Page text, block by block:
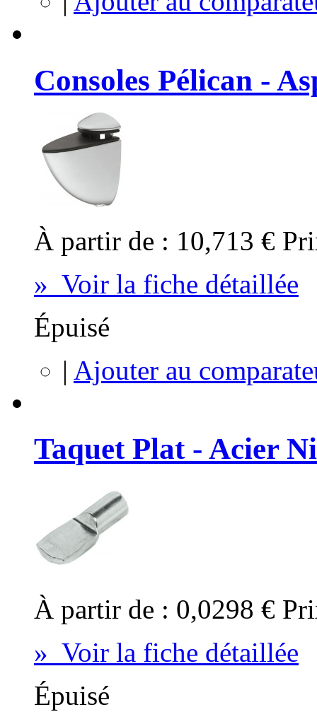
Consoles Pélican -
À partir de : 10,713 €
» Voir la fiche détaillée
Épuisé
| Ajouter au
Taquet Plat - Acier
À partir de : 0,0298 €
» Voir la fiche détaillée
Épuisé